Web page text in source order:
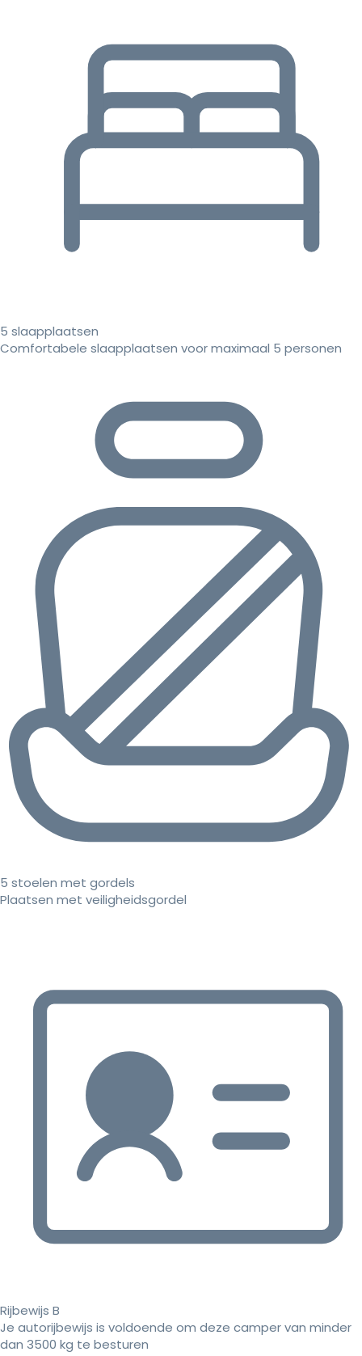
5 slaapplaatsen
Comfortabele slaapplaatsen voor maximaal 5 personen
5 stoelen met gordels
Plaatsen met veiligheidsgordel
Rijbewijs B
Je autorijbewijs is voldoende om deze camper van minder
dan 3500 kg te besturen